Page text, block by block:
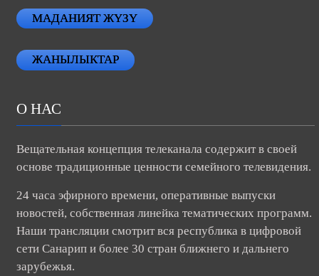
МАДАНИЯТ ЖҮЗҮ
ЖАНЫЛЫКТАР
О НАС
Вещательная концепция телеканала содержит в своей
основе традиционные ценности семейного телевидения.
24 часа эфирного времени, оперативные выпуски
новостей, собственная линейка тематических программ.
Наши трансляции смотрит вся республика в цифровой
сети Санарип и более 30 стран ближнего и дальнего
зарубежья.